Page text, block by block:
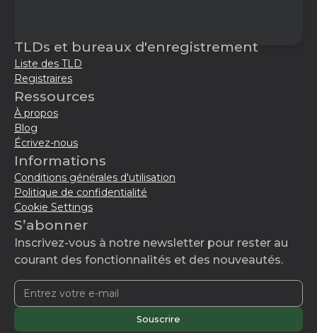
TLDs et bureaux d'enregistrement
Liste des TLD
Registraires
Ressources
À propos
Blog
Écrivez-nous
Informations
Conditions générales d'utilisation
Politique de confidentialité
Cookie Settings
S’abonner
Inscrivez-vous à notre newsletter pour rester au
courant des fonctionnalités et des nouveautés.